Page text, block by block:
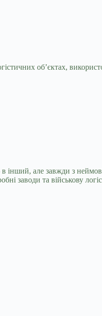
об’єктах,
в інший, але завжди з
заводи та військову